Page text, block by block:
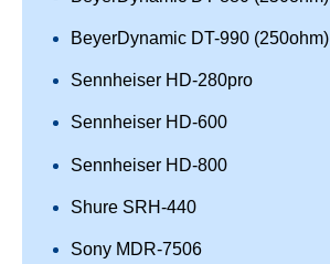
BeyerDynamic DT-990 (250ohm)
Sennheiser HD-280pro
Sennheiser HD-600
Sennheiser HD-800
Shure SRH-440
Sony MDR-7506